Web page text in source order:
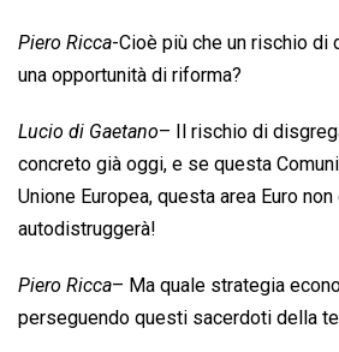
Piero Ricca-Cioè più che un rischio
una opportunità di riforma?
Lucio di Gaetano– Il rischio di
concreto già oggi, e se questa
Unione Europea, questa area Euro
autodistruggerà!
Piero Ricca– Ma quale strategia
perseguendo questi sacerdoti della